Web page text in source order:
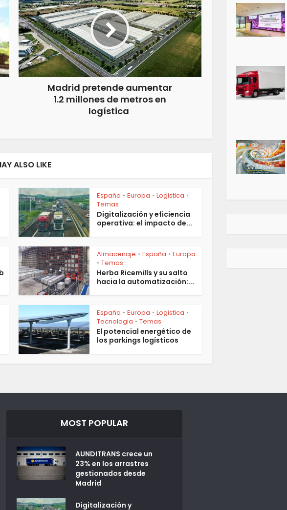
Madrid pretende aumentar
1.2 millones de metros en
logística
ALSO LIKE
España • Europa • Logistica •
Temas
Digitalización y eficiencia
operativa: el impacto de...
Almacenaje • España • Europa
• Temas
Herba Ricemills y su salto
hacia la automatización:...
España • Europa • Logistica •
Tecnologia • Temas
El potencial energético de
los parkings logísticos
MOST POPULAR
AUNDITRANS crece un
23% en los arrastres
gestionados desde
Madrid
Digitalización y